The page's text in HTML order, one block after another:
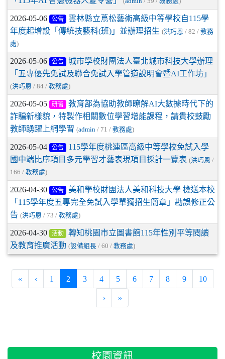
2026-05-06 公告
雲林縣立蔦松藝術高級中等學校自115學
年度起增設「傳統技藝科(班)」並辦理招生 (洪巧恩 / 82 / 教務
處)
2026-05-06 公告
城市學校財團法人臺北城市科技大學辦理
「五專優先免試及聯合免試入學管道說明會暨AI工作坊」
(洪巧恩 / 84 / 教務處)
2026-05-05 研習
教育部為協助教師瞭解AI大數據時代下的
詐騙新樣貌，特製作相關數位學習增能課程，請貴校鼓勵
教師踴躍上網學習 (admin / 71 / 教務處)
2026-05-04 公告
115學年度桃連區高級中等學校免試入學
國中端比序項目多元學習才藝表現項目採計一覽表 (洪巧恩 /
166 / 教務處)
2026-04-30 公告
美和學校財團法人美和科技大學 檢送本校
「115學年度五專完全免試入學單獨招生簡章」勘誤修正公
告 (洪巧恩 / 73 / 教務處)
2026-04-30 活動
轉知桃園市立圖書館115年性別平等閱讀
及教育推廣活動 (設備組長 / 60 / 教務處)
« ‹ 1 2 (current)
3 4 5 6 7 8 9 10
› »
::: 校園資訊